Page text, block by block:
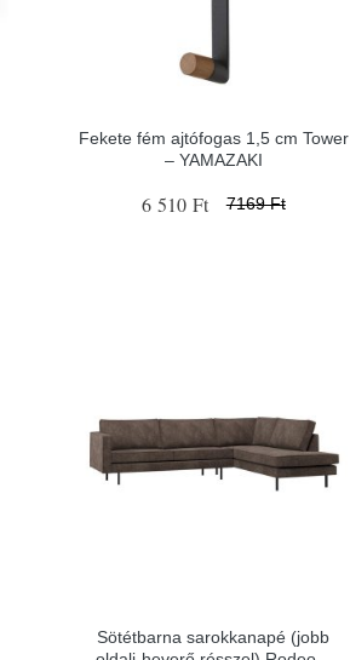
Fekete fém ajtófogas 1,5 cm Tower
– YAMAZAKI
6 510 Ft 7169 Ft
Sötétbarna sarokkanapé (jobb